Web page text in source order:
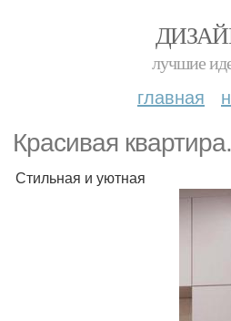
лучшие
главная
Красивая
Стильная и уютная